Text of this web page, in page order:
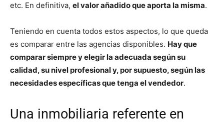
etc. En definitiva, el valor añadido que aporta la misma.
Teniendo en cuenta todos estos aspectos, lo que queda
es comparar entre las agencias disponibles. Hay que
comparar siempre y elegir la adecuada según su
calidad, su nivel profesional y, por supuesto, según las
necesidades específicas que tenga el vendedor.
Una inmobiliaria referente en